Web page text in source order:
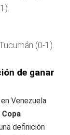
(0-1).
de ganar
Venezuela
Copa
definición